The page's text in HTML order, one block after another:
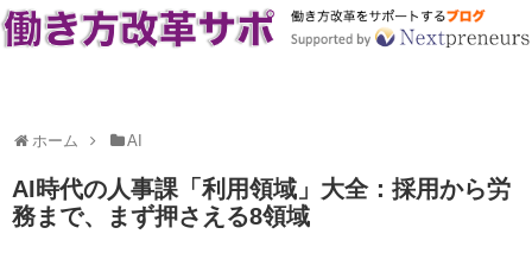
ホーム AI
AI時代の人事課「利用領域」大全：採用から労
務まで、まず押さえる8領域